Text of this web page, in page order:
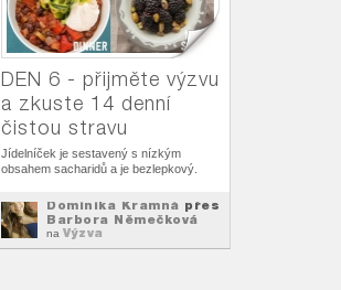
DEN 6 - přijměte výzvu
a zkuste 14 denní
čistou stravu
Jídelníček je sestavený s nízkým
obsahem sacharidů a je bezlepkový.
Dominika Kramná přes
Barbora Němečková
na Výzva